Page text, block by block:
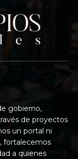
gobierno,
de proyectos
un portal ni
fortalecemos
a quienes